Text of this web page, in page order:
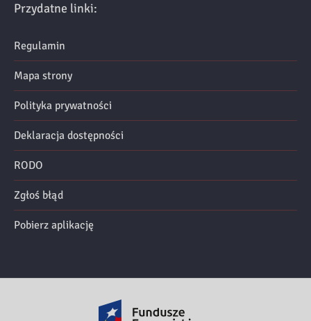
Przydatne linki:
Regulamin
Mapa strony
Polityka prywatności
Deklaracja dostępności
RODO
Zgłoś błąd
Pobierz aplikację